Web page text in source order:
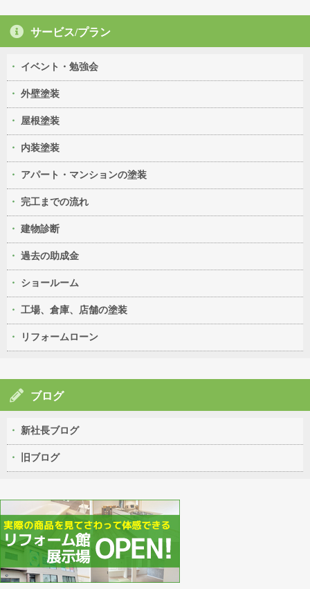
サービス/プラン
イベント・勉強会
外壁塗装
屋根塗装
内装塗装
アパート・マンションの塗装
完工までの流れ
建物診断
過去の助成金
ショールーム
工場、倉庫、店舗の塗装
リフォームローン
ブログ
新社長ブログ
旧ブログ